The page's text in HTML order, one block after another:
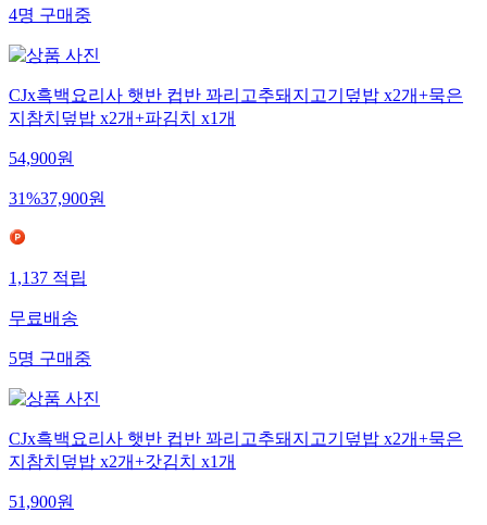
4명구매중
CJx흑백요리사 햇반 컵반 꽈리고추돼지고기덮밥 x2개+묵은
지참치덮밥 x2개+파김치 x1개
54,900원
31%37,900원
1,137적립
무료배송
5명구매중
CJx흑백요리사 햇반 컵반 꽈리고추돼지고기덮밥 x2개+묵은
지참치덮밥 x2개+갓김치 x1개
51,900원